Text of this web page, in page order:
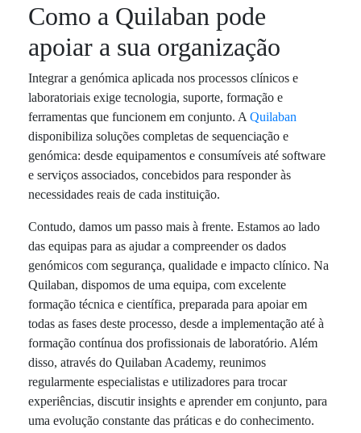
Como a Quilaban pode
apoiar a sua organização
Integrar a genómica aplicada nos processos clínicos e
laboratoriais exige tecnologia, suporte, formação e
ferramentas que funcionem em conjunto. A Quilaban
disponibiliza soluções completas de sequenciação e
genómica: desde equipamentos e consumíveis até software
e serviços associados, concebidos para responder às
necessidades reais de cada instituição.
Contudo, damos um passo mais à frente. Estamos ao lado
das equipas para as ajudar a compreender os dados
genómicos com segurança, qualidade e impacto clínico. Na
Quilaban, dispomos de uma equipa, com excelente
formação técnica e científica, preparada para apoiar em
todas as fases deste processo, desde a implementação até à
formação contínua dos profissionais de laboratório. Além
disso, através do Quilaban Academy, reunimos
regularmente especialistas e utilizadores para trocar
experiências, discutir insights e aprender em conjunto, para
uma evolução constante das práticas e do conhecimento.